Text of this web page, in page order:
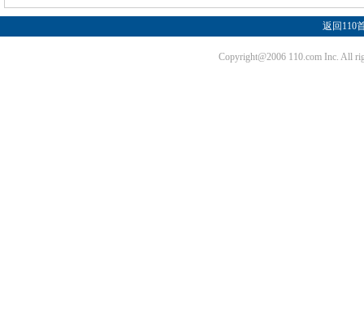
返回110
Copyright@2006 110.com Inc. All